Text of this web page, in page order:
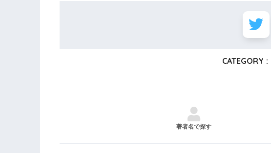
CATEGORY :
著者名で探す